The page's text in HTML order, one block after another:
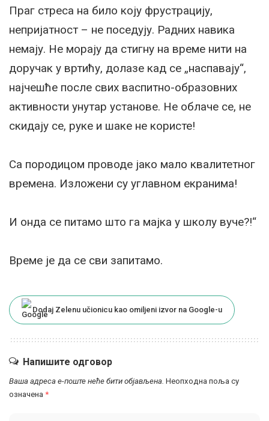
Праг стреса на било коју фрустрацију,
непријатност – не поседују. Радних навика
немају. Не морају да стигну на време нити на
доручак у вртићу, долазе кад се „наспавају“,
најчешће после свих васпитно-образовних
активности унутар установе. Не облаче се, не
скидају се, руке и шаке не користе!
Са породицом проводе јако мало квалитетног
времена. Изложени су углавном екранима!
И онда се питамо што га мајка у школу вуче?!“
Време је да се сви запитамо.
Dodaj Zelenu učionicu kao omiljeni izvor na Google-u
Напишите одговор
Ваша адреса е-поште неће бити објављена. Неопходна поља су
означена *